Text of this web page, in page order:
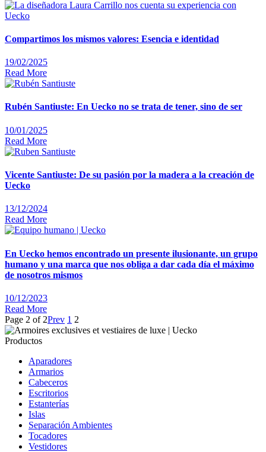
Compartimos los mismos valores: Esencia e identidad
19/02/2025
Read More
Rubén Santiuste: En Uecko no se trata de tener, sino de ser
10/01/2025
Read More
Vicente Santiuste: De su pasión por la madera a la creación de
Uecko
13/12/2024
Read More
En Uecko hemos encontrado un presente ilusionante, un grupo
humano y una marca que nos obliga a dar cada día el máximo
de nosotros mismos
10/12/2023
Read More
Page 2 of 2Prev 1 2
Productos
Aparadores
Armarios
Cabeceros
Escritorios
Estanterías
Islas
Separación Ambientes
Tocadores
Vestidores